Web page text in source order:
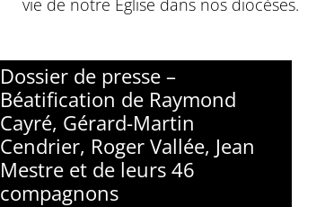
vie de notre Église dans nos diocèses.
Dossier de presse –
Béatification de Raymond
Cayré, Gérard-Martin
Cendrier, Roger Vallée, Jean
Mestre et de leurs 46
compagnons